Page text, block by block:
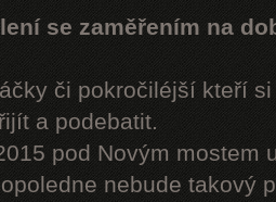
se zaměřením na
či pokročiléjší kteří
a podebatit.
pod Novým mostem
nebude takový